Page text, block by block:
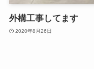
外構工事してます
2020年8月26日